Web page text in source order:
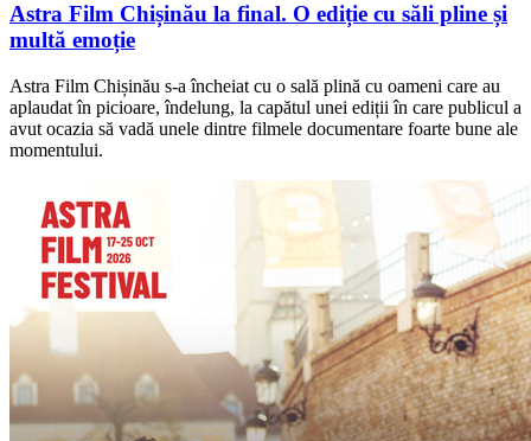
Astra Film Chișinău la final. O ediție cu săli pline și
multă emoție
Astra Film Chișinău s-a încheiat cu o sală plină cu oameni care au
aplaudat în picioare, îndelung, la capătul unei ediții în care publicul a
avut ocazia să vadă unele dintre filmele documentare foarte bune ale
momentului.